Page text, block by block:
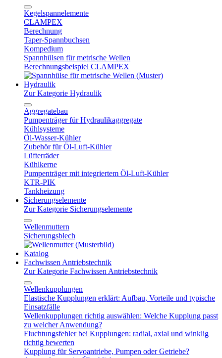
Kegelspannelemente
CLAMPEX
Berechnung
Taper-Spannbuchsen
Kompedium
Spannhülsen für metrische Wellen
Berechnungsbeispiel CLAMPEX
Hydraulik
Zur Kategorie Hydraulik
Aggregatebau
Pumpenträger für Hydraulikaggregate
Kühlsysteme
Öl-Wasser-Kühler
Zubehör für Öl-Luft-Kühler
Lüfterräder
Kühlkerne
Pumpenträger mit integriertem Öl-Luft-Kühler
KTR-PIK
Tankheizung
Sicherungselemente
Zur Kategorie Sicherungselemente
Wellenmuttern
Sicherungsblech
Katalog
Fachwissen Antriebstechnik
Zur Kategorie Fachwissen Antriebstechnik
Wellenkupplungen
Elastische Kupplungen erklärt: Aufbau, Vorteile und typische
Einsatzfälle
Wellenkupplungen richtig auswählen: Welche Kupplung passt
zu welcher Anwendung?
Fluchtungsfehler bei Kupplungen: radial, axial und winklig
richtig bewerten
Kupplung für Servoantriebe, Pumpen oder Getriebe?